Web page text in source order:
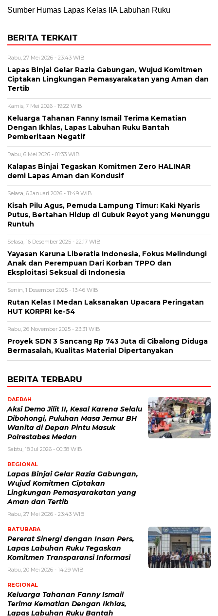
Sumber Humas Lapas Kelas IIA Labuhan Ruku
BERITA TERKAIT
Rabu, 27 Mei 2026 - 23:43 WIB
Lapas Binjai Gelar Razia Gabungan, Wujud Komitmen
Ciptakan Lingkungan Pemasyarakatan yang Aman dan
Tertib
Kamis, 7 Mei 2026 - 19:22 WIB
Keluarga Tahanan Fanny Ismail Terima Kematian
Dengan Ikhlas, Lapas Labuhan Ruku Bantah
Pemberitaan Negatif
Rabu, 6 Mei 2026 - 01:33 WIB
Kalapas Binjai Tegaskan Komitmen Zero HALINAR
demi Lapas Aman dan Kondusif
Selasa, 6 Januari 2026 - 11:49 WIB
Kisah Pilu Agus, Pemuda Lampung Timur: Kaki Nyaris
Putus, Bertahan Hidup di Gubuk Reyot yang Menunggu
Runtuh
Selasa, 16 Desember 2025 - 22:17 WIB
Yayasan Karuna Liberatia Indonesia, Fokus Melindungi
Anak dan Perempuan Dari Korban TPPO dan
Eksploitasi Seksual di Indonesia
Senin, 1 Desember 2025 - 13:46 WIB
Rutan Kelas I Medan Laksanakan Upacara Peringatan
HUT KORPRI ke-54
Rabu, 26 November 2025 - 23:31 WIB
Proyek SDN 3 Sancang Rp 743 Juta di Cibalong Diduga
Bermasalah, Kualitas Material Dipertanyakan
BERITA TERBARU
DAERAH
Aksi Demo Jilit II, Kesal Karena Selalu
Dibohongi, Puluhan Masa Jemur BH
Wanita di Depan Pintu Masuk
Polrestabes Medan
Sabtu, 18 Jul 2026 - 00:38 WIB
REGIONAL
Lapas Binjai Gelar Razia Gabungan,
Wujud Komitmen Ciptakan
Lingkungan Pemasyarakatan yang
Aman dan Tertib
Rabu, 27 Mei 2026 - 23:43 WIB
BATUBARA
Pererat Sinergi dengan Insan Pers,
Lapas Labuhan Ruku Tegaskan
Komitmen Transparansi Informasi
Rabu, 20 Mei 2026 - 14:29 WIB
REGIONAL
Keluarga Tahanan Fanny Ismail
Terima Kematian Dengan Ikhlas,
Lapas Labuhan Ruku Bantah